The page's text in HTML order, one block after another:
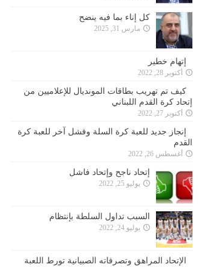
كل إناء بما فيه ينضح
مارس 31, 2025
إتهام خطير
أكتوبر 28, 2022
كيف تم تهريب بطاقات المونديال للإعلاميين من
إتحاد كرة القدم اللبناني
أكتوبر 27, 2022
إنجاز جديد للعبة كرة السلة وفشل آخر للعبة كرة
القدم
أغسطس 26, 2022
إتحاد ناجح وإتحاد فاشل
يوليو 25, 2022
السبب تداول السلطة بإنتظام
يوليو 24, 2022
الإتحاد المراهق وتصرفاته الصبيانية تورط اللعبة